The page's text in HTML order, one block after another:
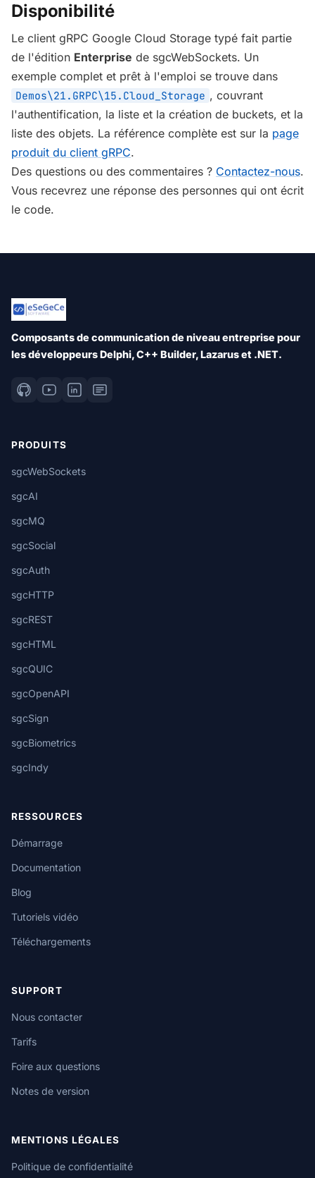
Disponibilité
Le client gRPC Google Cloud Storage typé fait partie
de l'édition Enterprise de sgcWebSockets. Un
exemple complet et prêt à l'emploi se trouve dans
Demos\21.GRPC\15.Cloud_Storage , couvrant
l'authentification, la liste et la création de buckets, et la
liste des objets. La référence complète est sur la page
produit du client gRPC.
Des questions ou des commentaires ? Contactez-nous.
Vous recevrez une réponse des personnes qui ont écrit
le code.
Composants de communication de niveau entreprise pour
les développeurs Delphi, C++ Builder, Lazarus et .NET.
PRODUITS
sgcWebSockets
sgcAI
sgcMQ
sgcSocial
sgcAuth
sgcHTTP
sgcREST
sgcHTML
sgcQUIC
sgcOpenAPI
sgcSign
sgcBiometrics
sgcIndy
RESSOURCES
Démarrage
Documentation
Blog
Tutoriels vidéo
Téléchargements
SUPPORT
Nous contacter
Tarifs
Foire aux questions
Notes de version
MENTIONS LÉGALES
Politique de confidentialité